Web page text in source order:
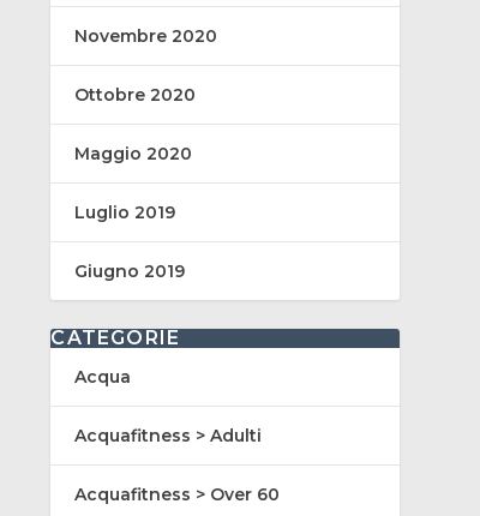
Novembre 2020
Ottobre 2020
Maggio 2020
Luglio 2019
Giugno 2019
CATEGORIE
Acqua
Acquafitness > Adulti
Acquafitness > Over 60